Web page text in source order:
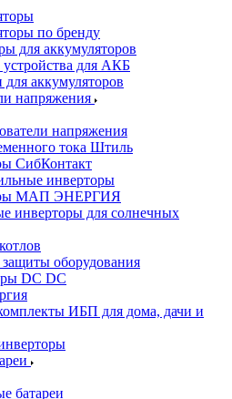
по бренду
для аккумуляторов
устройства для АКБ
аккумуляторов
напряжения
напряжения
тока Штиль
СибКонтакт
инверторы
МАП ЭНЕРГИЯ
инверторы для солнечных
оборудования
DC DC
ИБП для дома, дачи и
батареи